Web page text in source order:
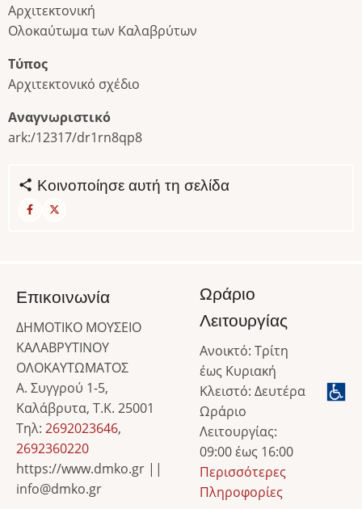
Αρχιτεκτονική
Ολοκαύτωμα των Καλαβρύτων
Τύπος
Αρχιτεκτονικό σχέδιο
Αναγνωριστικό
ark:/12317/dr1rn8qp8
Κοινοποίησε αυτή τη σελίδα
Επικοινωνία
ΔΗΜΟΤΙΚΟ ΜΟΥΣΕΙΟ
ΚΑΛΑΒΡΥΤΙΝΟΥ
ΟΛΟΚΑΥΤΩΜΑΤΟΣ
Α. Συγγρού 1-5,
Καλάβρυτα, Τ.Κ. 25001
Τηλ: 2692023646,
2692360220
https://www.dmko.gr ||
info@dmko.gr
Ωράριο
Λειτουργίας
Ανοικτό: Τρίτη
έως Κυριακή
Κλειστό: Δευτέρα
Ωράριο
Λειτουργίας:
09:00 έως 16:00
Περισσότερες
Πληροφορίες